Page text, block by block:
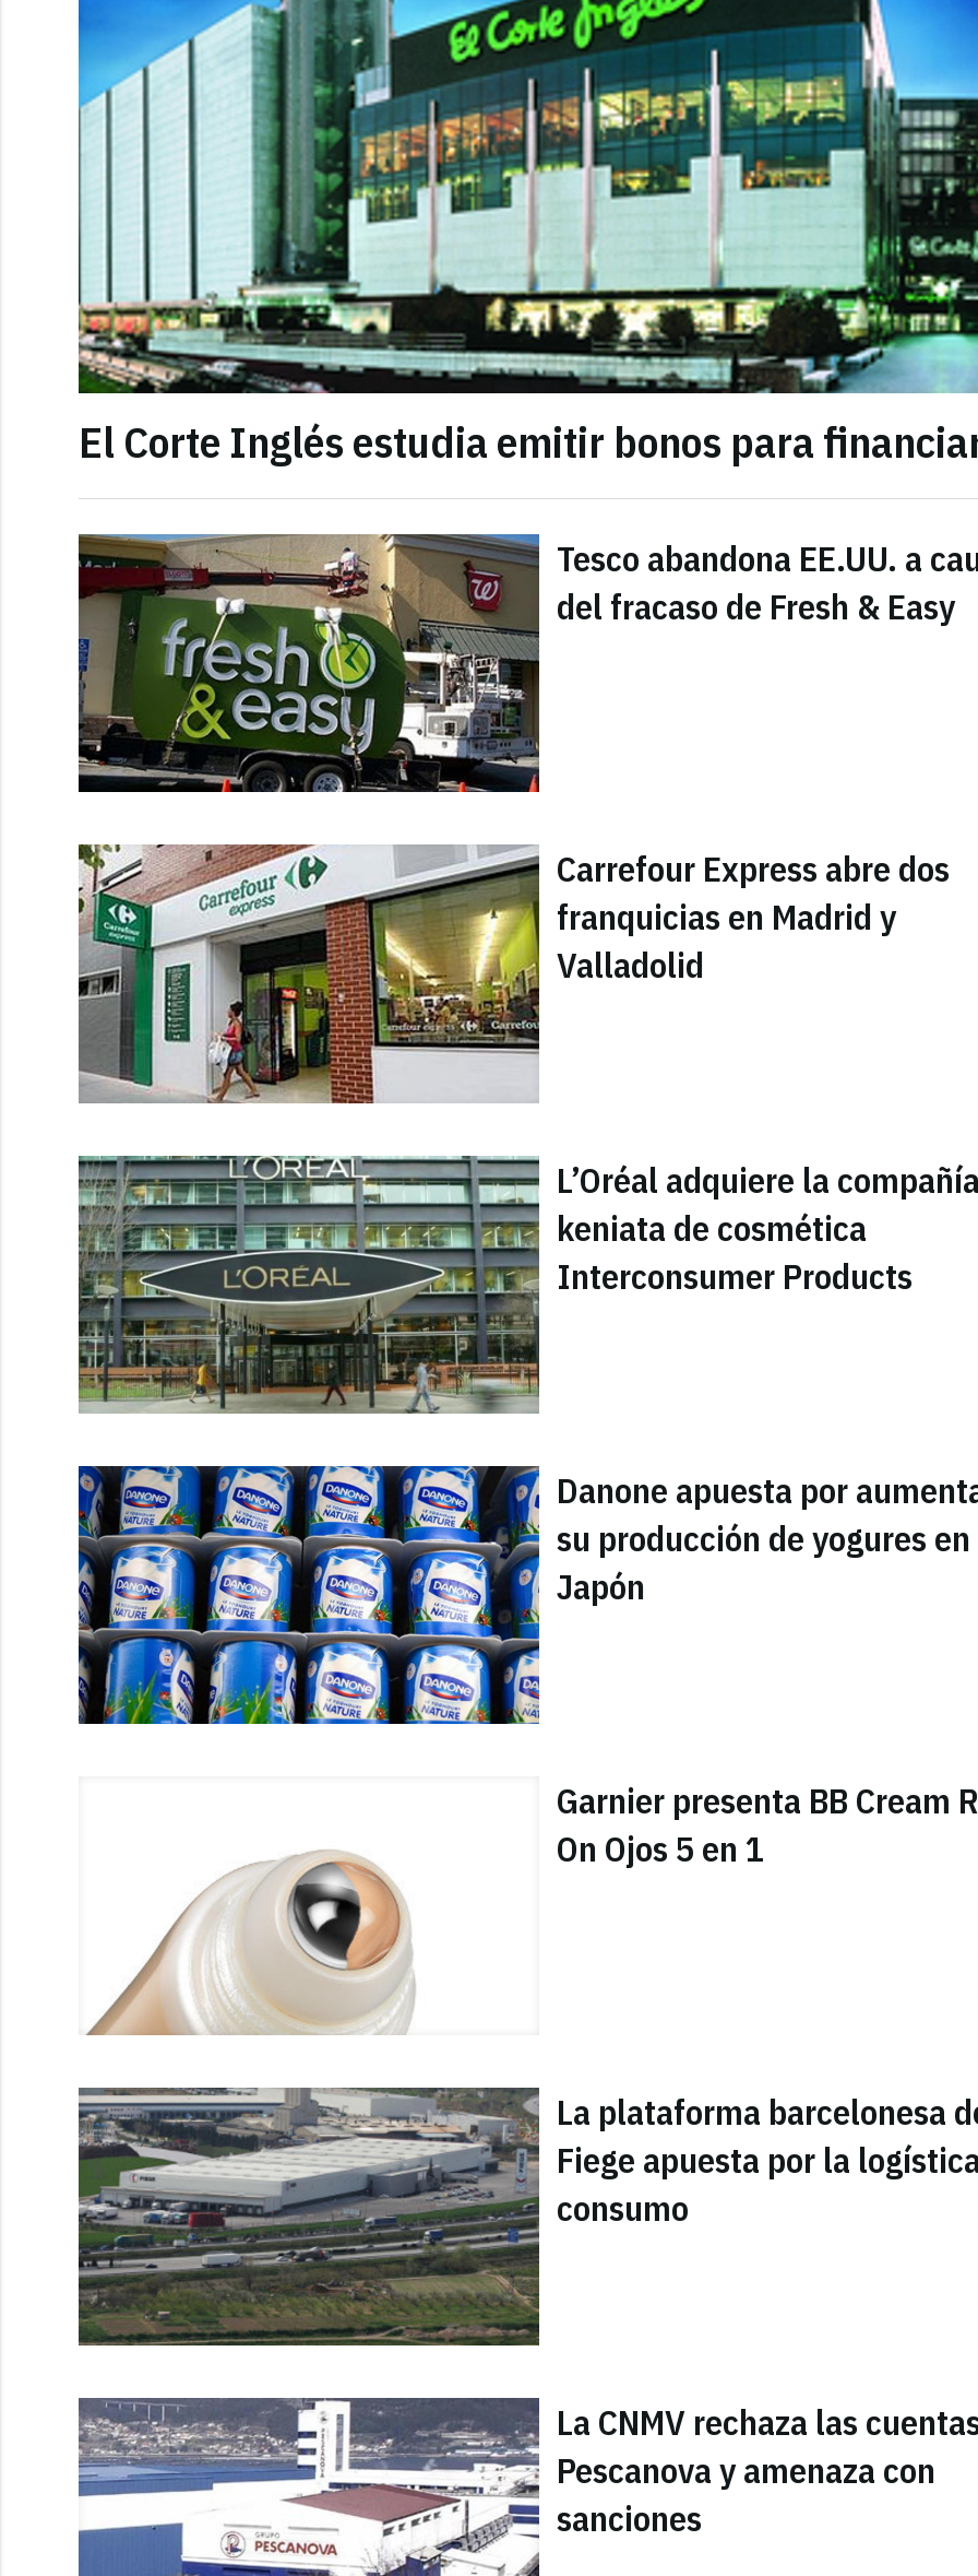
El Corte Inglés estudia emitir bonos para
Tesco abandona EE.UU. a
del fracaso de Fresh & Easy
Carrefour Express abre dos
franquicias en Madrid y
Valladolid
L’Oréal adquiere la
keniata de cosmética
Interconsumer Products
Danone apuesta por
su producción de yogures en
Japón
Garnier presenta BB Cream
On Ojos 5 en 1
La plataforma barcelonesa
Fiege apuesta por la
consumo
La CNMV rechaza las
Pescanova y amenaza con
sanciones